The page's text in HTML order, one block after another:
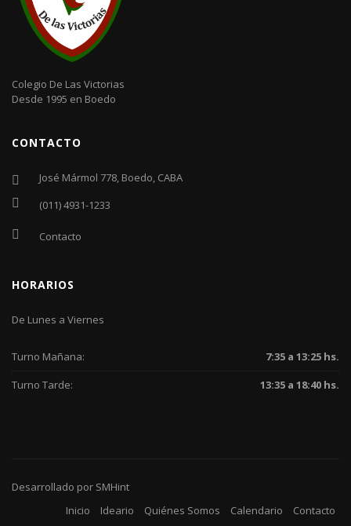
Colegio De Las Victorias
Desde 1995 en Boedo
CONTACTO
José Mármol 778, Boedo, CABA
(011) 4931-1233
Contacto
HORARIOS
De Lunes a Viernes
Turno Mañana:
7:35 a 13:25 hs.
Turno Tarde:
13:35 a 18:40 hs.
Desarrollado por SMHint
Inicio
Ideario Quiénes Somos Calendario Contacto